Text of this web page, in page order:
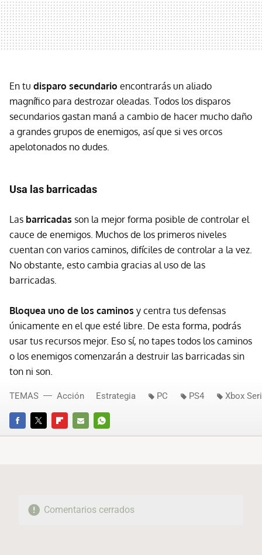
En tu disparo secundario encontrarás un aliado
magnífico para destrozar oleadas. Todos los disparos
secundarios gastan maná a cambio de hacer mucho daño
a grandes grupos de enemigos, así que si ves orcos
apelotonados no dudes.
Usa las barricadas
Las barricadas son la mejor forma posible de controlar el
cauce de enemigos. Muchos de los primeros niveles
cuentan con varios caminos, difíciles de controlar a la vez.
No obstante, esto cambia gracias al uso de las
barricadas.
Bloquea uno de los caminos y centra tus defensas
únicamente en el que esté libre. De esta forma, podrás
usar tus recursos mejor. Eso sí, no tapes todos los caminos
o los enemigos comenzarán a destruir las barricadas sin
ton ni son.
FACEBOOKTWITTERFLIPBOARD
E-
WHATSAPP
TEMAS Acción Estrategia PC PS4 Xbox
Comentarios cerrados